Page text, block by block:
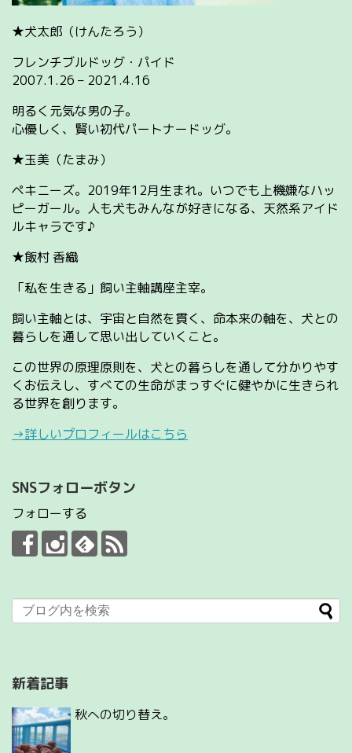
★犬太郎（けんたろう）
フレンチブルドッグ・パイド
2007.1.26 – 2021.4.16
明るく元気な男の子。
心優しく、賢い初代パートナードッグ。
★玉美（たまみ）
ペキニーズ。2019年12月生まれ。いつでも上機嫌なハッ
ピーガール。人も犬もみんなが好きになる、天然系アイド
ルキャラです♪
★飯村 香織
「私を生きる」飼い主軸講座主宰。
飼い主軸とは、宇宙と自然を貫く、命本来の軸を、犬との
暮らしを通して思い出していくこと。
この世界の原理原則を、犬との暮らしを通して分かりやす
くお伝えし、すべての生命がまっすぐに健やかに生きられ
る世界を創ります。
→詳しいプロフィールはこちら
SNSフォローボタン
フォローする
新着記事
秋への切り替え。